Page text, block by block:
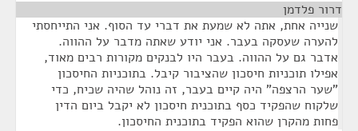
דרור פלדמן
שנייה אחת, אתה לא שמעת את דברי עד הסוף. אני התייחסתי
להערה שעסקה בעבר. אני יודע שאתה מדבר על ההווה.
אדבר גם על ההווה. בעבר היו לבנקים מקורות רבים מאוד,
אפילו תוכניות חיסכון שהציבור קיבל. בתוכניות החיסכון
"שער הרצפה" היה קיים בעבר, זה נוהל שהיה שכיח, כדי
שלקוח שהפקיד כסף בתוכנית חיסכון לא יקבל ביום הדין
פחות מהקרן שהוא הפקיד בתוכנית החיסכון.